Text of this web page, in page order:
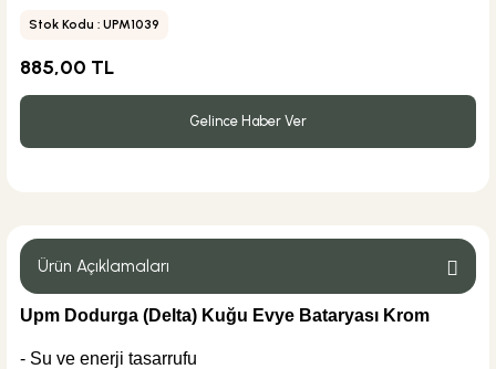
Stok Kodu : UPM1039
885,00 TL
Gelince Haber Ver
Ürün Açıklamaları
Upm Dodurga (Delta) Kuğu Evye Bataryası Krom
- Su ve enerji tasarrufu